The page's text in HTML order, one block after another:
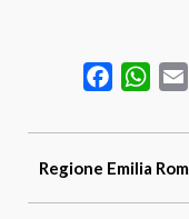
Facebook
Regione Emilia